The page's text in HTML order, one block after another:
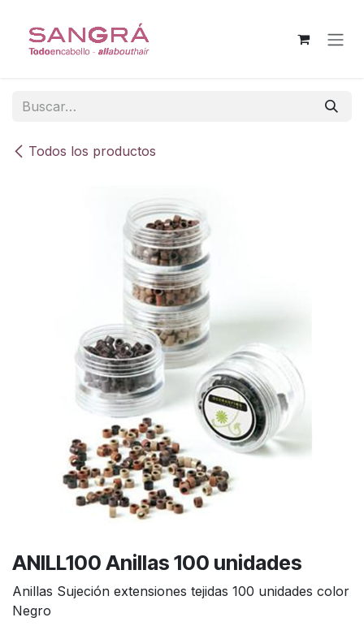
Todos los productos
ANILL100 Anillas 100 unidades
Anillas Sujeción extensiones tejidas 100 unidades color
Negro